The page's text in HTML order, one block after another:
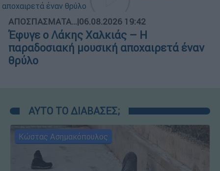
ΑΠΟΣΠΑΣΜΑΤΑ...|06.08.2026 19:42
Έφυγε ο Λάκης Χαλκιάς – Η
παραδοσιακή μουσική αποχαιρετά έναν
θρύλο
ΑΥΤΟ ΤΟ ΔΙΑΒΑΣΕΣ;
Κώστας Ασημακόπουλος